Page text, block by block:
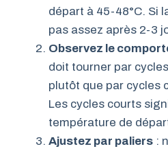
départ à 45-48°C. Si
pas assez après 2-3
Observez le
doit tourner par
plutôt que par cycles
Les cycles courts
température de
Ajustez par paliers :